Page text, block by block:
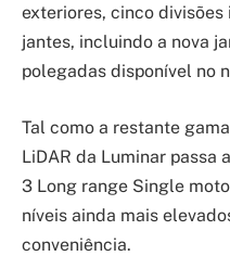
exteriores, cinco
jantes, incluindo a nova
polegadas disponível no
Tal como a restante
LiDAR da Luminar passa
3 Long range Single
níveis ainda mais
conveniência.